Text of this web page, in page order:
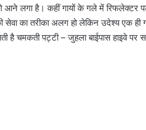
लगा है। कहीं गायों के गले में रिफलेक्टर
सेवा का तरीका अलग हो लेकिन उदेश्य एक
है चमकती पट्टी – जुहला बाईपास हाइवे